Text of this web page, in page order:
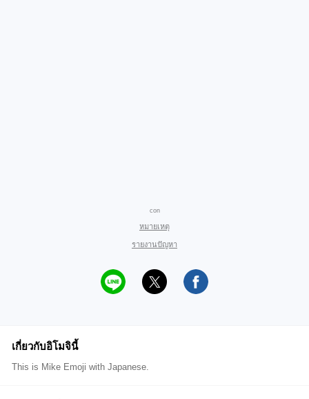
con
หมายเหตุ
รายงานปัญหา
เกี่ยวกับอิโมจินี้
This is Mike Emoji with Japanese.